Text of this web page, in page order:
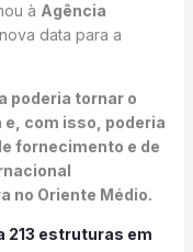
à Agência
data para a
poderia tornar o
com isso, poderia
fornecimento e de
no Oriente Médio.
213 estruturas em